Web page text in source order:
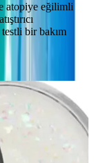
atopiye eğilimli
bir bakım